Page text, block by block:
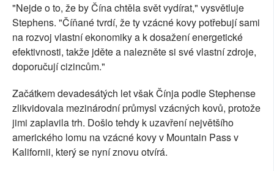
"Nejde o to, že by Čína chtěla svět vydírat," vysvětluje
Stephens. "Číňané tvrdí, že ty vzácné kovy potřebují sami
na rozvoj vlastní ekonomiky a k dosažení energetické
efektivnosti, takže jděte a nalezněte si své vlastní zdroje,
doporučují cizincům."
Začátkem devadesátých let však Čínja podle Stephense
zlikvidovala mezinárodní průmysl vzácných kovů, protože
jimi zaplavila trh. Došlo tehdy k uzavření největšího
amerického lomu na vzácné kovy v Mountain Pass v
Kalifornii, který se nyní znovu otvírá.